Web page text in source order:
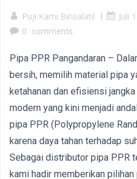
Puji Kami Birisalatil | Juli
0
comments
Pipa PPR Pangandaran –
bersih, memilih material pipa
ketahanan dan efisiensi
modern yang kini menjadi
pipa PPR (Polypropylene
karena daya tahan terhadap
Sebagai distributor pipa PPR
kami hadir memberikan